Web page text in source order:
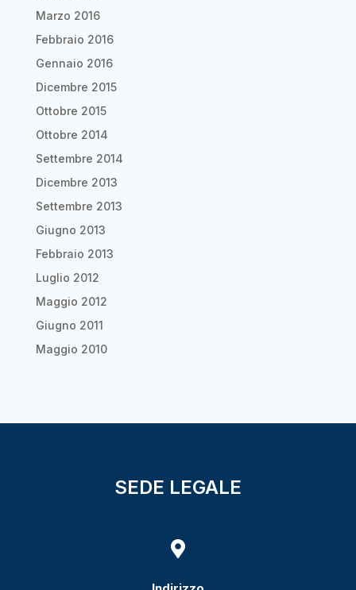
Marzo 2016
Febbraio 2016
Gennaio 2016
Dicembre 2015
Ottobre 2015
Ottobre 2014
Settembre 2014
Dicembre 2013
Settembre 2013
Giugno 2013
Febbraio 2013
Luglio 2012
Maggio 2012
Giugno 2011
Maggio 2010
SEDE LEGALE
